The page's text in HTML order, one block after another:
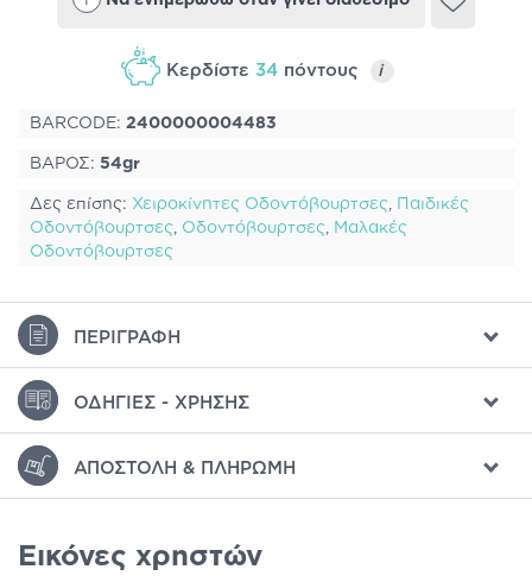
Κερδίστε 34πόντους i
BARCODE: 2400000004483
ΒΑΡΟΣ: 54gr
Δες επίσης: Χειροκίνητες Οδοντόβουρτσες
Παιδικές
Οδοντόβουρτσες
Οδοντόβουρτσες
Μαλακές
Οδοντόβουρτσες
ΠΕΡΙΓΡΑΦΉ
ΟΔΗΓΊΕΣ - ΧΡΉΣΗΣ
ΑΠΟΣΤΟΛΉ & ΠΛΗΡΩΜΉ
Εικόνες χρηστών